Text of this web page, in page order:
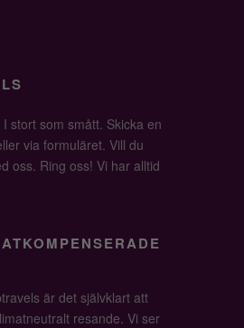
stort som smått. Skicka en
via formuläret. Vill du
oss. Ring oss! Vi har alltid
är det självklart att
resande. Vi ser